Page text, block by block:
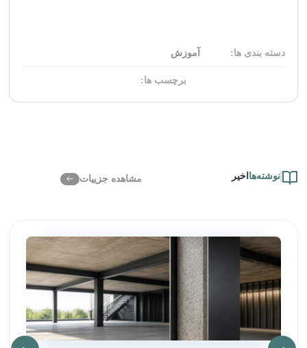
دسته بندی ها: آموزش
برچسب ها:
نوشته‌ها اخیر مشاهده جزییات